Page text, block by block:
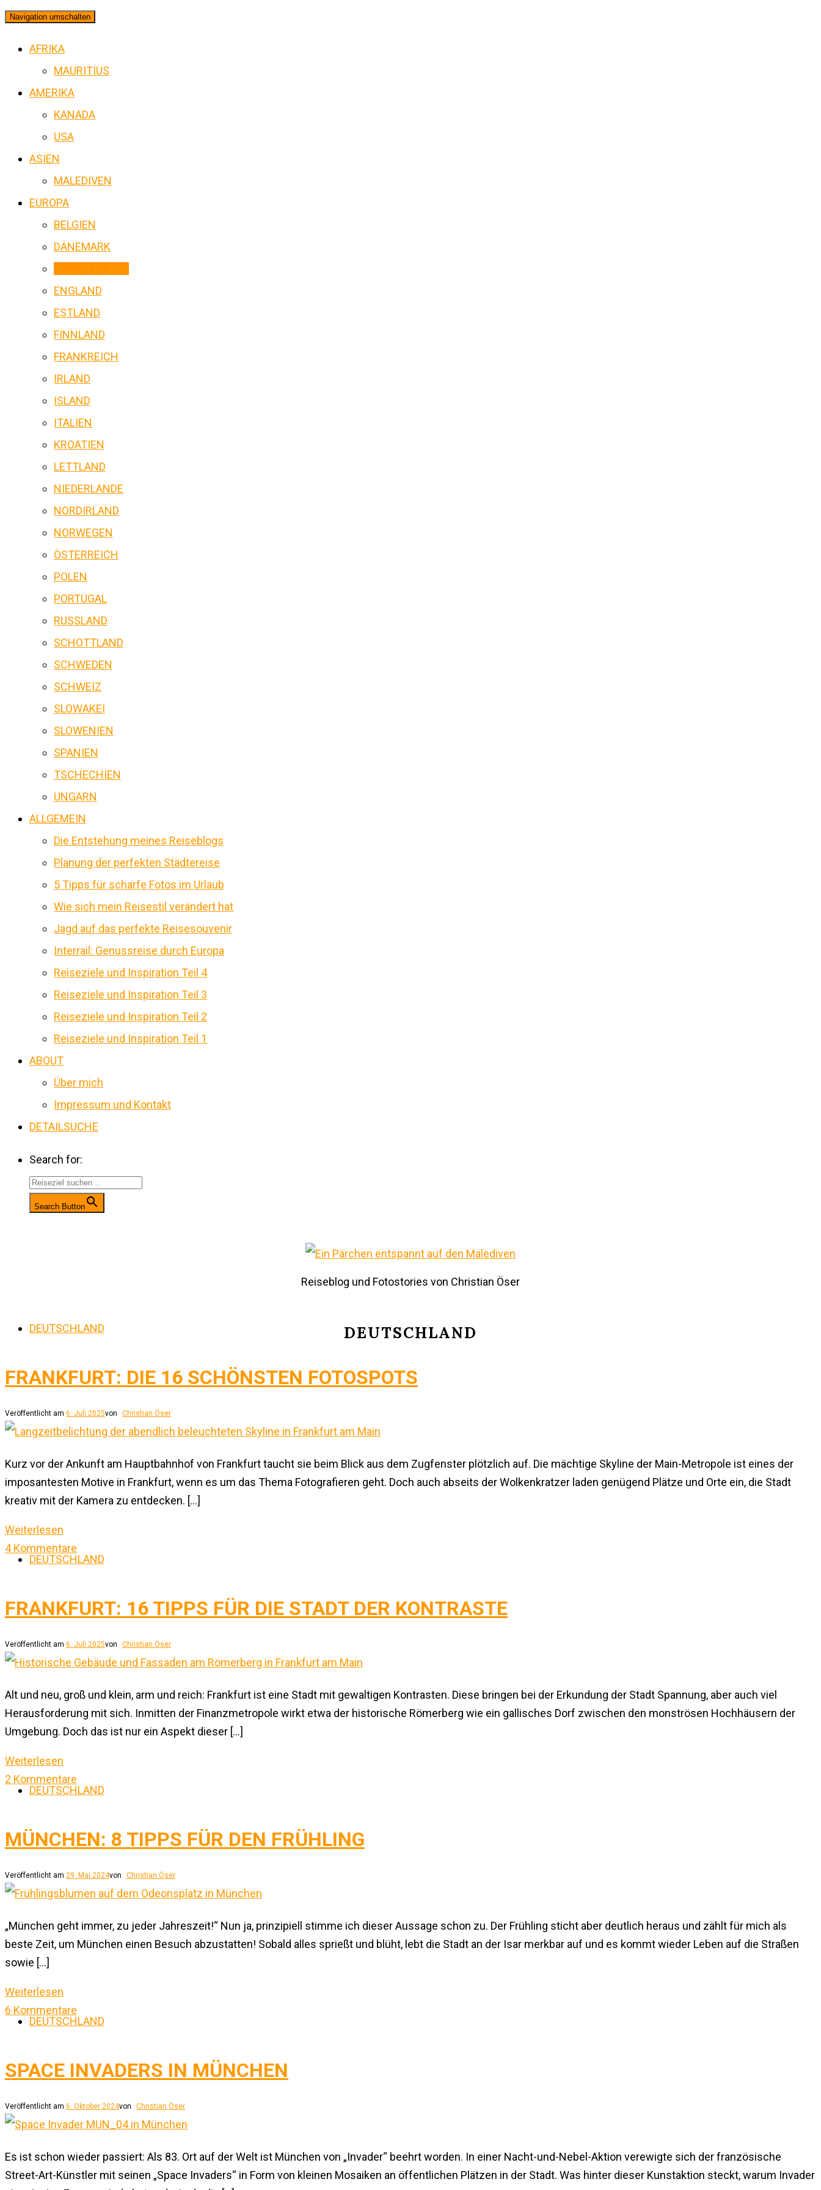
Navigation umschalten
AFRIKA
MAURITIUS
AMERIKA
KANADA
USA
ASIEN
MALEDIVEN
EUROPA
BELGIEN
DÄNEMARK
ENGLAND
ESTLAND
FINNLAND
FRANKREICH
IRLAND
ISLAND
ITALIEN
KROATIEN
LETTLAND
NIEDERLANDE
NORDIRLAND
NORWEGEN
ÖSTERREICH
POLEN
PORTUGAL
RUSSLAND
SCHOTTLAND
SCHWEDEN
SCHWEIZ
SLOWAKEI
SLOWENIEN
SPANIEN
TSCHECHIEN
UNGARN
ALLGEMEIN
Die Entstehung meines Reiseblogs
Planung der perfekten Städtereise
5 Tipps für scharfe Fotos im Urlaub
Wie sich mein Reisestil verändert hat
Jagd auf das perfekte Reisesouvenir
Interrail: Genussreise durch Europa
Reiseziele und Inspiration Teil 4
Reiseziele und Inspiration Teil 3
Reiseziele und Inspiration Teil 2
Reiseziele und Inspiration Teil 1
ABOUT
Über mich
Impressum und Kontakt
DETAILSUCHE
Search for:
Search Button
Reiseblog und Fotostories von Christian Öser
DEUTSCHLAND
DEUTSCHLAND
FRANKFURT: DIE 16 SCHÖNSTEN FOTOSPOTS
Veröffentlicht am 6. Juli 2025von Christian Öser
Kurz vor der Ankunft am Hauptbahnhof von Frankfurt taucht sie beim Blick aus dem Zugfenster plötzlich auf. Die mächtige Skyline der Main-Metropole ist eines der
imposantesten Motive in Frankfurt, wenn es um das Thema Fotografieren geht. Doch auch abseits der Wolkenkratzer laden genügend Plätze und Orte ein, die Stadt
kreativ mit der Kamera zu entdecken. […]
Weiterlesen
4 Kommentare
DEUTSCHLAND
FRANKFURT: 16 TIPPS FÜR DIE STADT DER KONTRASTE
Veröffentlicht am 6. Juli 2025von Christian Öser
Alt und neu, groß und klein, arm und reich: Frankfurt ist eine Stadt mit gewaltigen Kontrasten. Diese bringen bei der Erkundung der Stadt Spannung, aber auch viel
Herausforderung mit sich. Inmitten der Finanzmetropole wirkt etwa der historische Römerberg wie ein gallisches Dorf zwischen den monströsen Hochhäusern der
Umgebung. Doch das ist nur ein Aspekt dieser […]
Weiterlesen
2 Kommentare
DEUTSCHLAND
MÜNCHEN: 8 TIPPS FÜR DEN FRÜHLING
Veröffentlicht am 29. Mai 2024von Christian Öser
„München geht immer, zu jeder Jahreszeit!“ Nun ja, prinzipiell stimme ich dieser Aussage schon zu. Der Frühling sticht aber deutlich heraus und zählt für mich als
beste Zeit, um München einen Besuch abzustatten! Sobald alles sprießt und blüht, lebt die Stadt an der Isar merkbar auf und es kommt wieder Leben auf die Straßen
sowie […]
Weiterlesen
6 Kommentare
DEUTSCHLAND
SPACE INVADERS IN MÜNCHEN
Veröffentlicht am 6. Oktober 2024von Christian Öser
Es ist schon wieder passiert: Als 83. Ort auf der Welt ist München von „Invader“ beehrt worden. In einer Nacht-und-Nebel-Aktion verewigte sich der französische
Street-Art-Künstler mit seinen „Space Invaders“ in Form von kleinen Mosaiken an öffentlichen Plätzen in der Stadt. Was hinter dieser Kunstaktion steckt, warum Invader